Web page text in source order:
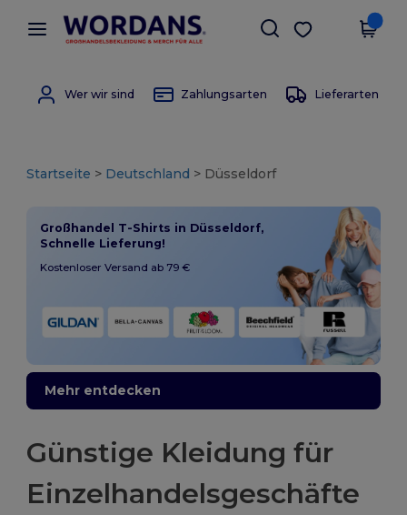
× Wordans App
Bessere Preise in der App!
App holen
Wer wir sind Zahlungsarten Lieferarten
Startseite > Deutschland > Düsseldorf
Großhandel T-Shirts in Düsseldorf,
Schnelle Lieferung!
Kostenloser Versand ab 79 €
Mehr entdecken
Günstige Kleidung für
Einzelhandelsgeschäfte